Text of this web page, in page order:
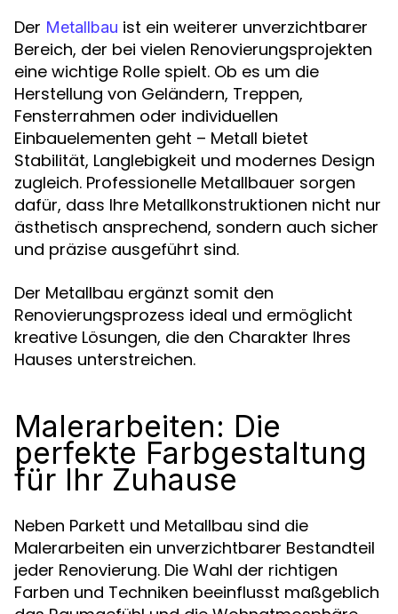
Der Metallbau ist ein weiterer unverzichtbarer
Bereich, der bei vielen Renovierungsprojekten
eine wichtige Rolle spielt. Ob es um die
Herstellung von Geländern, Treppen,
Fensterrahmen oder individuellen
Einbauelementen geht – Metall bietet
Stabilität, Langlebigkeit und modernes Design
zugleich. Professionelle Metallbauer sorgen
dafür, dass Ihre Metallkonstruktionen nicht nur
ästhetisch ansprechend, sondern auch sicher
und präzise ausgeführt sind.
Der Metallbau ergänzt somit den
Renovierungsprozess ideal und ermöglicht
kreative Lösungen, die den Charakter Ihres
Hauses unterstreichen.
Malerarbeiten: Die
perfekte Farbgestaltung
für Ihr Zuhause
Neben Parkett und Metallbau sind die
Malerarbeiten ein unverzichtbarer Bestandteil
jeder Renovierung. Die Wahl der richtigen
Farben und Techniken beeinflusst maßgeblich